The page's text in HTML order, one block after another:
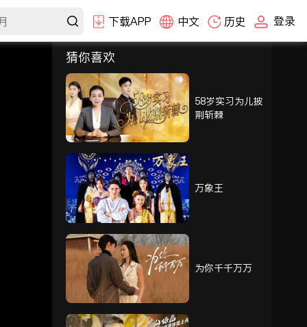
下载APP 中文 历史 登录
选集
1-30
31-60 61-86
61 62 63
64 65 66
67 68 69
70 71 72
73 74 75
猜你喜欢
58岁实习为儿披
荆斩棘
万象王
为你千千万万